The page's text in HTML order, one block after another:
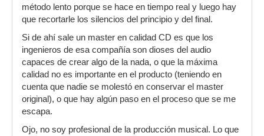
método lento porque se hace en tiempo real y luego hay
que recortarle los silencios del principio y del final.
Si de ahí sale un master en calidad CD es que los
ingenieros de esa compañía son dioses del audio
capaces de crear algo de la nada, o que la máxima
calidad no es importante en el producto (teniendo en
cuenta que nadie se molestó en conservar el master
original), o que hay algún paso en el proceso que se me
escapa.
Ojo, no soy profesional de la producción musical. Lo que